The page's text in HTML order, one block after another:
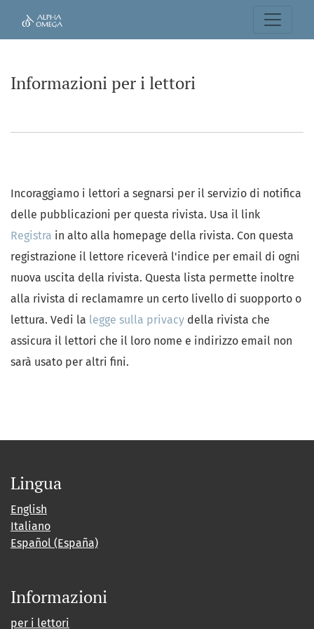
Informazioni per i lettori
Incoraggiamo i lettori a segnarsi per il servizio di notifica
delle pubblicazioni per questa rivista. Usa il link
Registra in alto alla homepage della rivista. Con questa
registrazione il lettore riceverà l'indice per email di ogni
nuova uscita della rivista. Questa lista permette inoltre
alla rivista di reclamamre un certo livello di suopporto o
lettura. Vedi la legge sulla privacy della rivista che
assicura il lettori che il loro nome e indirizzo email non
sarà usato per altri fini.
Lingua
English
Italiano
Español (España)
Informazioni
per i lettori